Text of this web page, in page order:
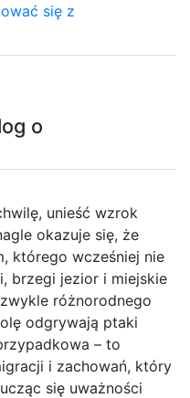
o
unieść wzrok
okazuje się, że
którego wcześniej nie
brzegi jezior i miejskie
różnorodnego
odgrywają ptaki
– to
i zachowań, który
się uważności
się z